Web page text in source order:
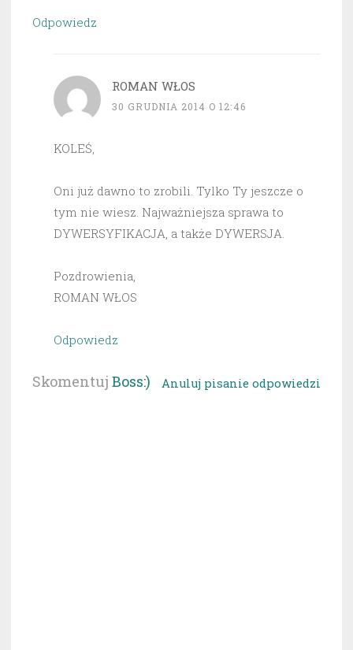
Odpowiedz
ROMAN WŁOS
30 GRUDNIA 2014 O 12:46
KOLEŚ,
Oni już dawno to zrobili. Tylko Ty jeszcze o
tym nie wiesz. Najważniejsza sprawa to
DYWERSYFIKACJA, a także DYWERSJA.
Pozdrowienia,
ROMAN WŁOS
Odpowiedz
Skomentuj Boss:) Anuluj pisanie odpowiedzi